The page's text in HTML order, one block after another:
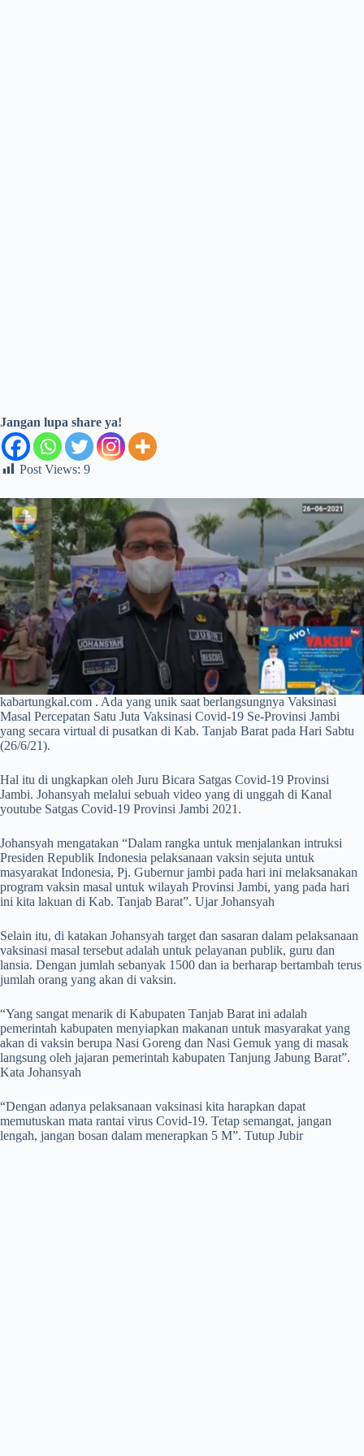
Jangan lupa share ya!
Post Views: 9
kabartungkal.com . Ada yang unik saat berlangsungnya Vaksinasi
Masal Percepatan Satu Juta Vaksinasi Covid-19 Se-Provinsi Jambi
yang secara virtual di pusatkan di Kab. Tanjab Barat pada Hari Sabtu
(26/6/21).
Hal itu di ungkapkan oleh Juru Bicara Satgas Covid-19 Provinsi
Jambi. Johansyah melalui sebuah video yang di unggah di Kanal
youtube Satgas Covid-19 Provinsi Jambi 2021.
Johansyah mengatakan “Dalam rangka untuk menjalankan intruksi
Presiden Republik Indonesia pelaksanaan vaksin sejuta untuk
masyarakat Indonesia, Pj. Gubernur jambi pada hari ini melaksanakan
program vaksin masal untuk wilayah Provinsi Jambi, yang pada hari
ini kita lakuan di Kab. Tanjab Barat”. Ujar Johansyah
Selain itu, di katakan Johansyah target dan sasaran dalam pelaksanaan
vaksinasi masal tersebut adalah untuk pelayanan publik, guru dan
lansia. Dengan jumlah sebanyak 1500 dan ia berharap bertambah terus
jumlah orang yang akan di vaksin.
“Yang sangat menarik di Kabupaten Tanjab Barat ini adalah
pemerintah kabupaten menyiapkan makanan untuk masyarakat yang
akan di vaksin berupa Nasi Goreng dan Nasi Gemuk yang di masak
langsung oleh jajaran pemerintah kabupaten Tanjung Jabung Barat”.
Kata Johansyah
“Dengan adanya pelaksanaan vaksinasi kita harapkan dapat
memutuskan mata rantai virus Covid-19. Tetap semangat, jangan
lengah, jangan bosan dalam menerapkan 5 M”. Tutup Jubir